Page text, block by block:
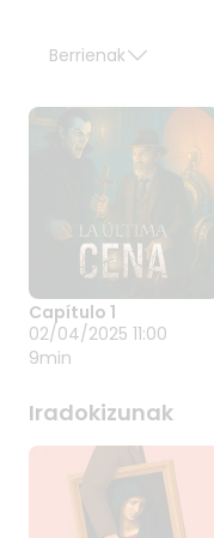
Berrienak
CAPÍTULO 1
02/04/2025 11:00
Capítulo 1
02/04/2025 11:00
9min
Iradokizunak